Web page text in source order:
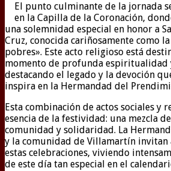
El punto culminante de la jornada
en la Capilla de la Coronación,
una solemnidad especial en honor a
Cruz, conocida cariñosamente como
pobres». Este acto religioso está
momento de profunda espiritualidad
destacando el legado y la devoción
inspira en la Hermandad del
Esta combinación de actos sociales y
esencia de la festividad: una mezcla
comunidad y solidaridad. La
y la comunidad de Villamartín invitan
estas celebraciones, viviendo
de este día tan especial en el